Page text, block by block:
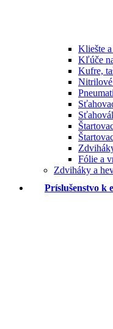
Kliešte
Kľúče
Kufre,
Fólie a
Zdviháky a
Príslušenstvo k